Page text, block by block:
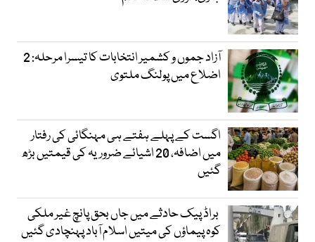
آزاد جموں و کشمیر انتخابات کا تیسرا مرحلہ: 2
اضلاع میں پولنگ ملتوی
اگست کے پہلے ہفتے ہی مہنگائی کی رفتار
میں اضافہ، 20 اشیائے ضروریہ کی قیمتیں بڑھ
گئیں
براڈ پیک حادثے میں جاں بحق پانچ غیر ملکی
کوہ پیماؤں کی میتیں اسلام آباد پہنچادی گئیں